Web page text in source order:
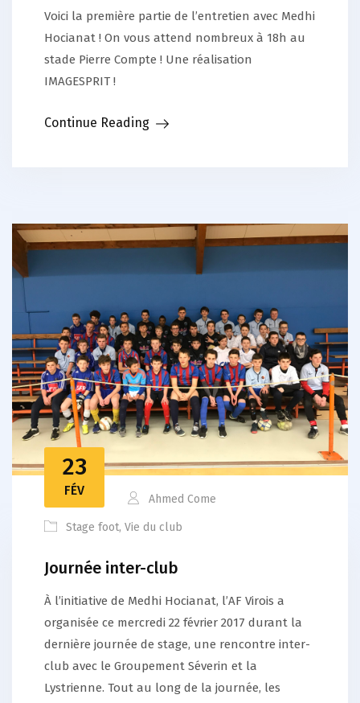
Voici la première partie de l’entretien avec Medhi
Hocianat ! On vous attend nombreux à 18h au
stade Pierre Compte ! Une réalisation
IMAGESPRIT !
Continue Reading
23
FÉV
Ahmed Come
Stage foot, Vie du club
Journée inter-club
À l’initiative de Medhi Hocianat, l’AF Virois a
organisée ce mercredi 22 février 2017 durant la
dernière journée de stage, une rencontre inter-
club avec le Groupement Séverin et la
Lystrienne. Tout au long de la journée, les